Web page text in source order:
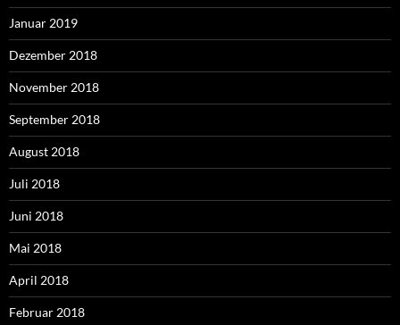
Januar 2019
Dezember 2018
November 2018
September 2018
August 2018
Juli 2018
Juni 2018
Mai 2018
April 2018
Februar 2018